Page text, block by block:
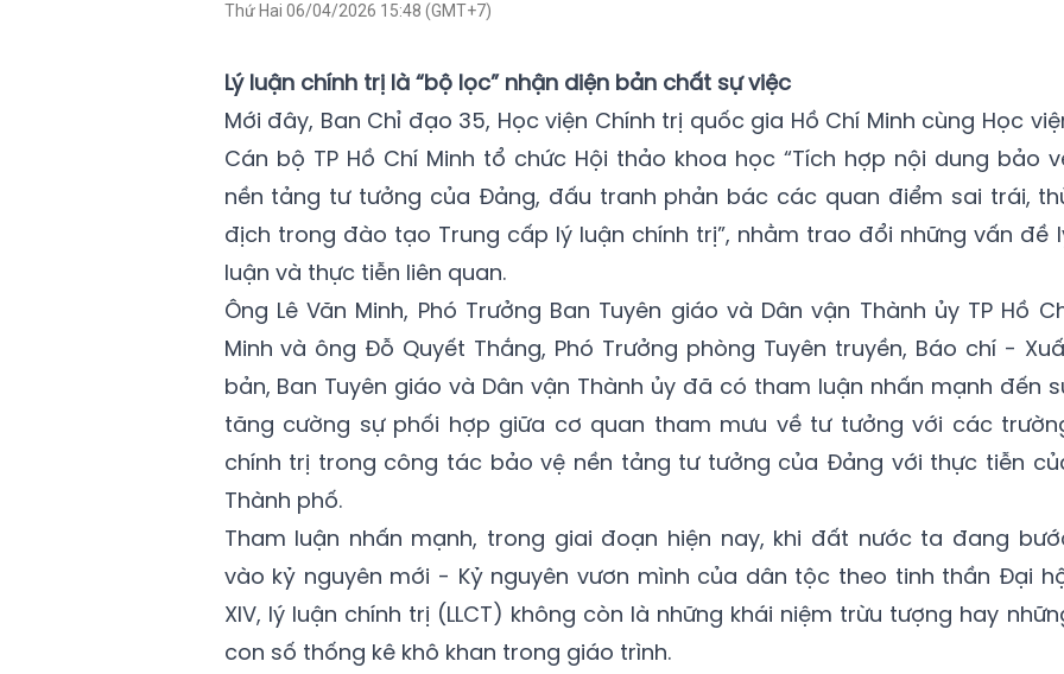
Thứ Hai 06/04/2026 15:48 (GMT+7)
Lý luận chính trị là “bộ lọc” nhận diện bản chất sự việc
Mới đây, Ban Chỉ đạo 35, Học viện Chính trị quốc gia Hồ Chí Minh cùng Học
Cán bộ TP Hồ Chí Minh tổ chức Hội thảo khoa học “Tích hợp nội dung bảo
nền tảng tư tưởng của Đảng, đấu tranh phản bác các quan điểm sai trái,
địch trong đào tạo Trung cấp lý luận chính trị”, nhằm trao đổi những vấn đề
luận và thực tiễn liên quan.
Ông Lê Văn Minh, Phó Trưởng Ban Tuyên giáo và Dân vận Thành ủy TP Hồ
Minh và ông Đỗ Quyết Thắng, Phó Trưởng phòng Tuyên truyền, Báo chí -
bản, Ban Tuyên giáo và Dân vận Thành ủy đã có tham luận nhấn mạnh đến
tăng cường sự phối hợp giữa cơ quan tham mưu về tư tưởng với các
chính trị trong công tác bảo vệ nền tảng tư tưởng của Đảng với thực tiễn
Thành phố.
Tham luận nhấn mạnh, trong giai đoạn hiện nay, khi đất nước ta đang
vào kỷ nguyên mới - Kỷ nguyên vươn mình của dân tộc theo tinh thần Đại
XIV, lý luận chính trị (LLCT) không còn là những khái niệm trừu tượng hay
con số thống kê khô khan trong giáo trình.